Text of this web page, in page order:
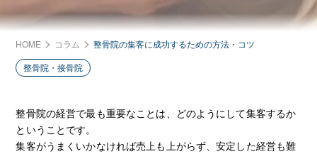
HOME コラム
整骨院の集客に成功するための方法・コツ
整骨院・接骨院
整骨院の経営で最も重要なことは、どのようにして集客するか
ということです。
集客がうまくいかなければ売上も上がらず、安定した経営も難